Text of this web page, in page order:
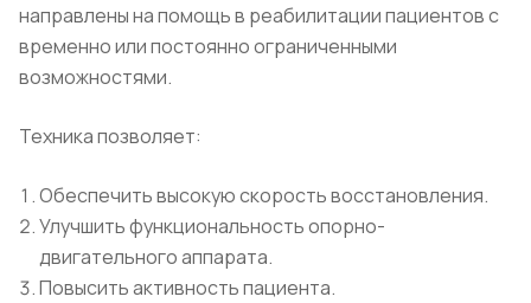
направлены на помощь в реабилитации пациентов с
временно или постоянно ограниченными
возможностями.
Техника позволяет:
Обеспечить высокую скорость восстановления.
Улучшить функциональность опорно-
двигательного аппарата.
Повысить активность пациента.